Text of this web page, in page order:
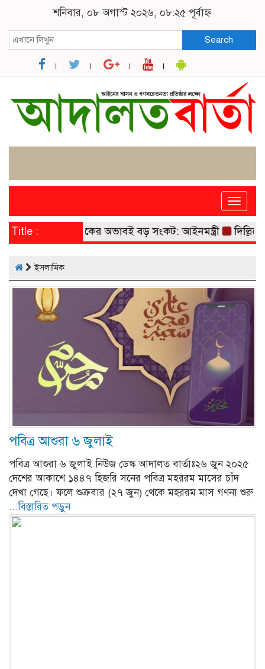
শনিবার, ০৮ অগাস্ট ২০২৬, ০৮:২৫ পূর্বাহ্ন
Search
Toggle
Title :বিচারকের অভাবই বড় সংকট: আইনমন্ত্রী দিল্লিতে
ইসলামিক
পবিত্র আশুরা ৬ জুলাই
পবিত্র আশুরা ৬ জুলাই নিউজ ডেস্ক আদালত বার্তাঃ২৬ জুন ২০২৫
দেশের আকাশে ১৪৪৭ হিজরি সনের পবিত্র মহররম মাসের চাঁদ
দেখা গেছে। ফলে শুক্রবার (২৭ জুন) থেকে মহররম মাস গণনা শুরু
...বিস্তারিত পড়ুন